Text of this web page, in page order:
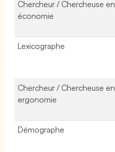
Chercheur / Chercheuse en
économie
Lexicographe
Chercheur / Chercheuse en
ergonomie
Démographe